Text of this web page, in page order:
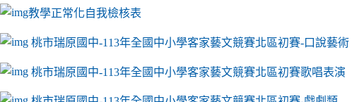
link to https://sites.google.com/a/m2.ryjh.tyc.edu.tw/ryjh011/
教學正常化自我檢核表
link to mailto:ryjh520@m2.ryjh.tyc.edu.tw
link to mailto:ryjh520@m2.ryjh.tyc.edu.tw
ink to mailto:ryjh520@m2.ryjh.tyc.edu.tw
link to mailto:ryjh520@m2.ryjh.tyc.edu.tw
link to mailto:ryjh520@m2.ryjh.tyc.edu.tw
ink to mailto:ryjh520@m2.ryjh.tyc.edu.tw
ink to mailto:ryjh520@m2.ryjh.tyc.edu.tw
link to https://sites.google.com/a/m2.ryjh.tyc.edu.tw/ryjh011/
ink to mailto:ryjh520@m2.ryjh.tyc.edu.tw
link to https://tyc.entry.edu.tw/NoExamImitate_TL/NoExamImitate/Apps/
桃市瑞原國中-113年全國中小學客家藝文競賽北區初賽-口說藝術
link to https://tyc.entry.edu.tw/NoExamImitate_TL/NoExamImitate/Apps/
桃市瑞原國中-113年全國中小學客家藝文競賽北區初賽歌唱表演
link to https://tyc.entry.edu.tw/NoExamImitate_TL/NoExamImitate/Apps/